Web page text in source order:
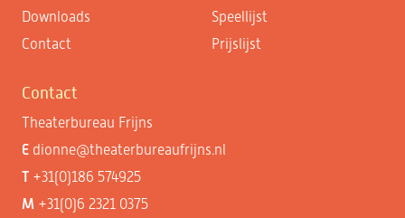
Downloads
Speellijst
Contact
Prijslijst
Contact
Theaterbureau Frijns
E dionne@theaterbureaufrijns.nl
T +31(0)186 574925
M +31(0)6 2321 0375